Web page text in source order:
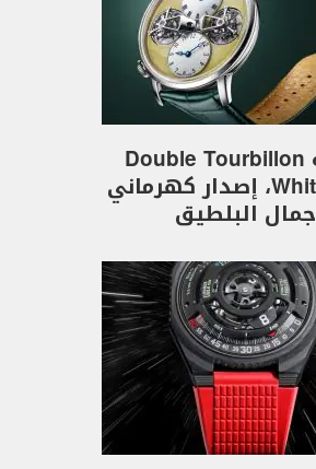
ساعة Double Tourbillon
White Gold، إصدار كهرماني
جمال البلطيق